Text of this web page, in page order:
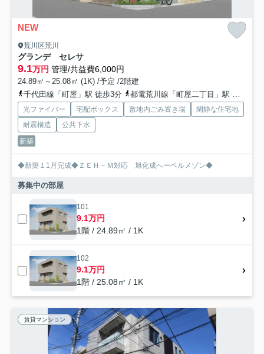
NEW
荒川区荒川
グランデ セレサ
9.1万円 管理/共益費6,000円
24.89㎡～25.08㎡ (1K) /予定 /2階建
千代田線「町屋」駅 徒歩3分
都電荒川線「町屋二丁目」駅 徒歩3分
光ファイバー 宅配ボックス 敷地内ごみ置き場
閑静な住宅地
耐震構造
公共下水
新築
◆新築１1月完成◆ＺＥＨ－Ｍ対応 旭化成へーベルメゾン◆
募集中の部屋
101
9.1万円
1階 / 24.89㎡ / 1K
102
9.1万円
1階 / 25.08㎡ / 1K
賃貸マンション